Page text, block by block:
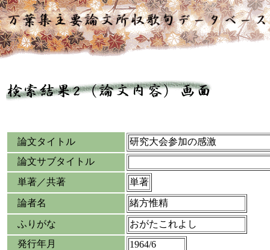
論文タイトル
研究大会参加の感激
論文サブタイトル
単著／共著
単著
論者名 緒方惟精
ふりがな
おがたこれよし
発行年月
1964/6